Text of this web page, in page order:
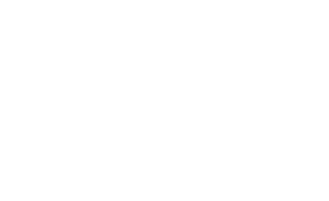
de lange wielbasis, 2-persoons uitvoering en
De CFORCE 520 L EPS L7 wordt aangedreven
gasrespons, terwijl de CVT-transmissie met